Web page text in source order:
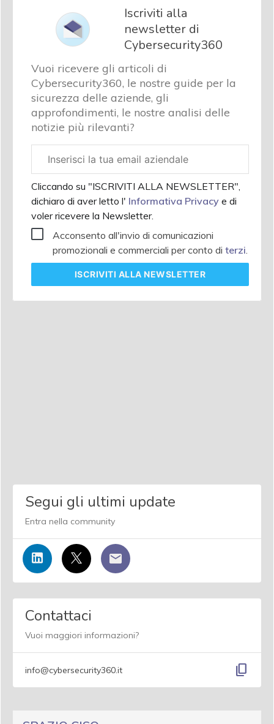
Iscriviti alla
newsletter di
Cybersecurity360
Vuoi ricevere gli articoli di
Cybersecurity360, le nostre guide per la
sicurezza delle aziende, gli
approfondimenti, le nostre analisi delle
notizie più rilevanti?
aziendale
Cliccando su "ISCRIVITI ALLA NEWSLETTER",
dichiaro di aver letto l' Informativa Privacy e di
voler ricevere la Newsletter.
Acconsento all'invio di comunicazioni
promozionali e commerciali per conto di terzi.
ISCRIVITI ALLA NEWSLETTER
Segui gli ultimi update
Entra nella community
Contattaci
Vuoi maggiori informazioni?
info@cybersecurity360.it content_copy